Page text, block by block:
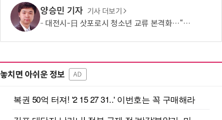
양승민 기자 기사 더보기
대전시-日 삿포로시 청소년 교류 본격화…“미래세대가 잇는 도시외교”
놓치면 아쉬운 정보 AD